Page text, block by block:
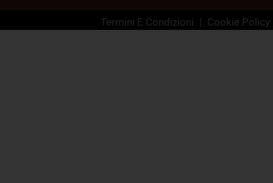
Termini E Condizioni | Cookie Policy